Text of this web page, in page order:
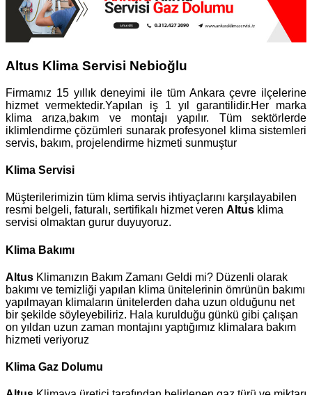
Altus Klima Servisi Nebioğlu
Firmamız 15 yıllık deneyimi ile tüm Ankara çevre ilçelerine
hizmet vermektedir.Yapılan iş 1 yıl garantilidir.Her marka
klima arıza,bakım ve montajı yapılır. Tüm sektörlerde
iklimlendirme çözümleri sunarak profesyonel klima sistemleri
servis, bakım, projelendirme hizmeti sunmuştur
Klima Servisi
Müşterilerimizin tüm klima servis ihtiyaçlarını karşılayabilen
resmi belgeli, faturalı, sertifikalı hizmet veren Altus klima
servisi olmaktan gurur duyuyoruz.
Klima Bakımı
Altus Klimanızın Bakım Zamanı Geldi mi? Düzenli olarak
bakımı ve temizliği yapılan klima ünitelerinin ömrünün bakımı
yapılmayan klimaların ünitelerden daha uzun olduğunu net
bir şekilde söyleyebiliriz. Hala kurulduğu günkü gibi çalışan
on yıldan uzun zaman montajını yaptığımız klimalara bakım
hizmeti veriyoruz
Klima Gaz Dolumu